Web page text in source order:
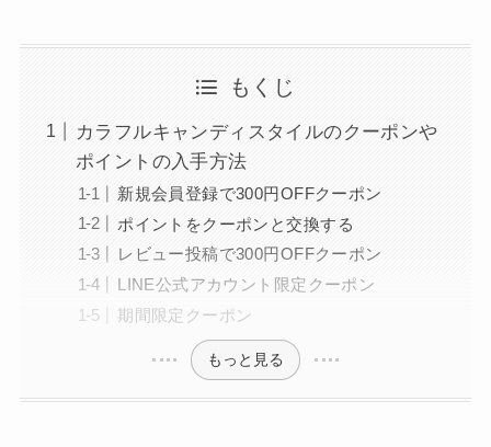
もくじ
カラフルキャンディスタイルのクーポンや
ポイントの入手方法
新規会員登録で300円OFFクーポン
ポイントをクーポンと交換する
レビュー投稿で300円OFFクーポン
LINE公式アカウント限定クーポン
期間限定クーポン
もっと見る